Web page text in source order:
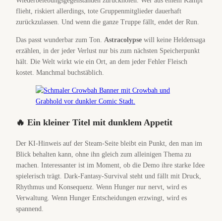
flieht, riskiert allerdings, tote Gruppenmitglieder dauerhaft
zurückzulassen. Und wenn die ganze Truppe fällt, endet der Run.
Das passt wunderbar zum Ton. Astracolypse will keine Heldensaga
erzählen, in der jeder Verlust nur bis zum nächsten Speicherpunkt
hält. Die Welt wirkt wie ein Ort, an dem jeder Fehler Fleisch
kostet. Manchmal buchstäblich.
🔥 Ein kleiner Titel mit dunklem Appetit
Der KI-Hinweis auf der Steam-Seite bleibt ein Punkt, den man im
Blick behalten kann, ohne ihn gleich zum alleinigen Thema zu
machen. Interessanter ist im Moment, ob die Demo ihre starke Idee
spielerisch trägt. Dark-Fantasy-Survival steht und fällt mit Druck,
Rhythmus und Konsequenz. Wenn Hunger nur nervt, wird es
Verwaltung. Wenn Hunger Entscheidungen erzwingt, wird es
spannend.